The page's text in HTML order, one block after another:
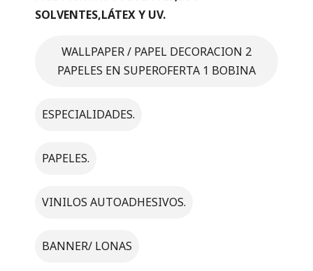
SOLVENTES,LÁTEX Y UV.
WALLPAPER / PAPEL DECORACION 2
PAPELES EN SUPEROFERTA 1 BOBINA
ESPECIALIDADES.
PAPELES.
VINILOS AUTOADHESIVOS.
BANNER/ LONAS